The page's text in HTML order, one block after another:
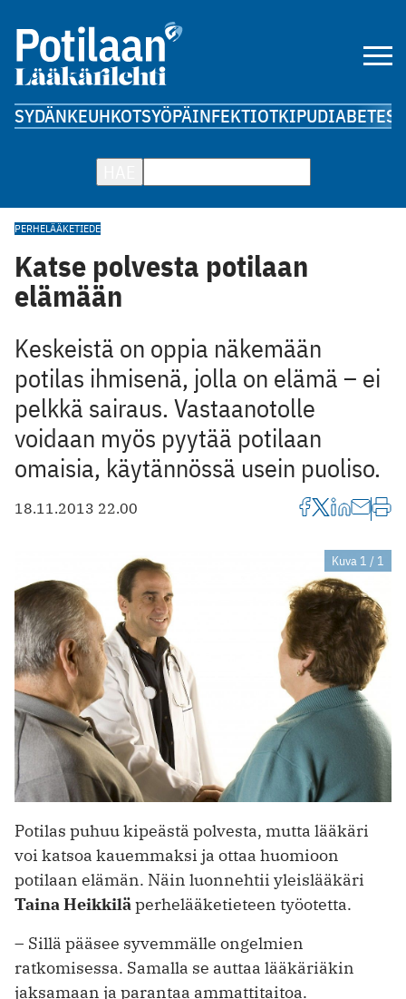
SYDÄNKEUHKOTSYÖPÄINFEKTIOTKIPUDIABETES
PERHELÄÄKETIEDE
Katse polvesta potilaan
elämään
Keskeistä on oppia näkemään
potilas ihmisenä, jolla on elämä – ei
pelkkä sairaus. Vastaanotolle
voidaan myös pyytää potilaan
omaisia, käytännössä usein puoliso.
18.11.2013 22.00
Kuva 1 / 1
Potilas puhuu kipeästä polvesta, mutta lääkäri
voi katsoa kauemmaksi ja ottaa huomioon
potilaan elämän. Näin luonnehtii yleislääkäri
Taina Heikkiläperhelääketieteen työotetta.
– Sillä pääsee syvemmälle ongelmien
ratkomisessa. Samalla se auttaa lääkäriäkin
jaksamaan ja parantaa ammattitaitoa.